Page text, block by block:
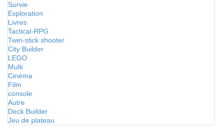
Survie
Exploration
Livres
Tactical-RPG
Twin-stick shooter
City Builder
LEGO
Multi
Cinéma
Film
console
Autre
Deck Builder
Jeu de plateau